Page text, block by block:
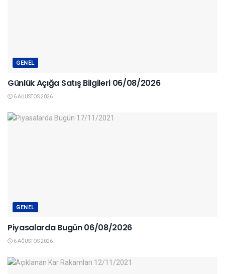
GENEL
Günlük Açığa Satış Bilgileri 06/08/2026
6 AĞUSTOS 2026
GENEL
Piyasalarda Bugün 06/08/2026
6 AĞUSTOS 2026